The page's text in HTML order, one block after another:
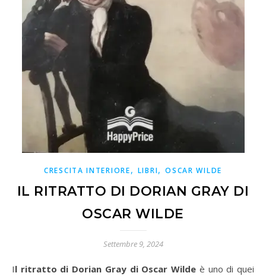
CRESCITA INTERIORE, LIBRI,OSCAR WILDE
IL RITRATTO DI DORIAN GRAY DI
OSCAR WILDE
Settembre 9, 2024
Il ritratto di Dorian Gray di Oscar Wilde è uno di quei